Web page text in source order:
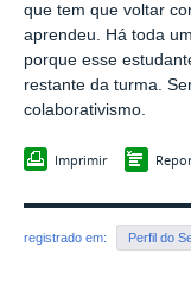
que tem que voltar
aprendeu. Há toda
porque esse
restante da turma.
colaborativismo.
Imprimir
registrado em: Perfil do